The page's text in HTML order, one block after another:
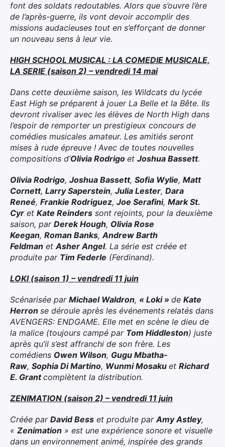
font des soldats redoutables. Alors que s’ouvre l’ère
de l’après-guerre, ils vont devoir accomplir des
missions audacieuses tout en s’efforçant de donner
un nouveau sens à leur vie.
HIGH SCHOOL MUSICAL : LA COMEDIE MUSICALE,
LA SERIE (saison 2) – vendredi 14 mai
Dans cette deuxième saison, les Wildcats du lycée
East High se préparent à jouer La Belle et la Bête. Ils
devront rivaliser avec les élèves de North High dans
l’espoir de remporter un prestigieux concours de
comédies musicales amateur. Les amitiés seront
mises à rude épreuve ! Avec de toutes nouvelles
compositions d’Olivia Rodrigo et Joshua Bassett.
Olivia Rodrigo, Joshua Bassett, Sofia Wylie, Matt
Cornett, Larry Saperstein, Julia Lester, Dara
Reneé, Frankie Rodriguez, Joe Serafini, Mark St.
Cyr et Kate Reinders sont rejoints, pour la deuxième
saison, par Derek Hough, Olivia Rose
Keegan, Roman Banks,Andrew Barth
Feldman etAsher Angel. La série est créée et
produite par Tim Federle (Ferdinand).
LOKI(saison 1) – vendredi 11 juin
Scénarisée par Michael Waldron, « Loki» de Kate
Herron se déroule après les événements relatés dans
AVENGERS: ENDGAME. Elle met en scène le dieu de
la malice (toujours campé par Tom Hiddleston) juste
après qu’il s’est affranchi de son frère. Les
comédiens Owen Wilson, Gugu Mbatha-
Raw, Sophia Di Martino, Wunmi Mosaku et Richard
E. Grantcomplètent la distribution.
ZENIMATION (saison 2) – vendredi 11 juin
Créée par David Bess et produite parAmy Astley,
« Zenimation » est une expérience sonore et visuelle
dans un environnement animé, inspirée des grands
×
Rechercher
: